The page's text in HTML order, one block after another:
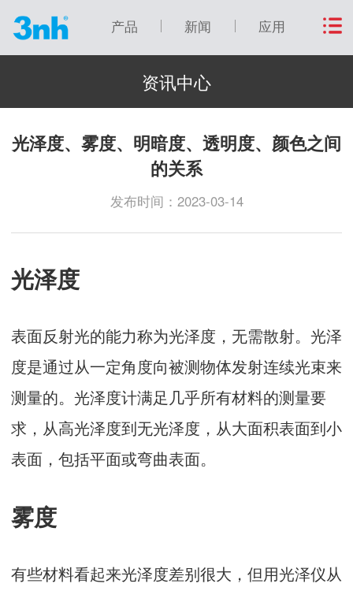
产品 新闻 应用
资讯中心
光泽度、雾度、明暗度、透明度、颜色之间
的关系
发布时间：2023-03-14
光泽度
表面反射光的能力称为光泽度，无需散射。光泽
度是通过从一定角度向被测物体发射连续光束来
测量的。光泽度计满足几乎所有材料的测量要
求，从高光泽度到无光泽度，从大面积表面到小
表面，包括平面或弯曲表面。
雾度
有些材料看起来光泽度差别很大，但用光泽仪从